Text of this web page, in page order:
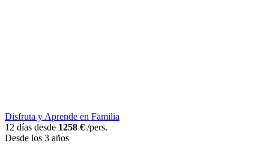
Disfruta y Aprende en Familia
12 días desde 1258 € /pers.
Desde los 3 años